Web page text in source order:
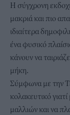
Η σύγχρονη
μακριά και πιο
ιδιαίτερα
ένα φυσικό
κάνουν να
μήκη.
Σύμφωνα με την
κολακευτικό
μαλλιών και να